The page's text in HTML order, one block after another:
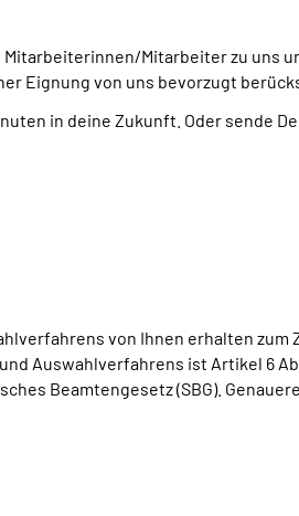
Mitarbeiter zu uns
Eignung von uns bevorzugt
in deine Zukunft. Oder sende
von Ihnen erhalten zum
Auswahlverfahrens ist Artikel 6
Beamtengesetz (SBG). Genauere